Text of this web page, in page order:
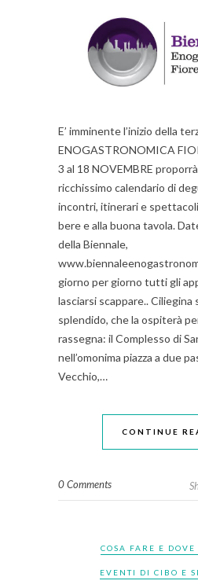
E’ imminente l’inizio della
ENOGASTRONOMICA
3 al 18 NOVEMBRE
ricchissimo calendario di
incontri, itinerari e
bere e alla buona tavola.
della Biennale,
giorno per giorno tutti gli
lasciarsi scappare.. Ciliegina
splendido, che la ospiterà
rassegna: il Complesso di
nell’omonima piazza a due
Vecchio,…
CONTINUE
0 Comments
COSA FARE E
EVENTI DI CIBO E